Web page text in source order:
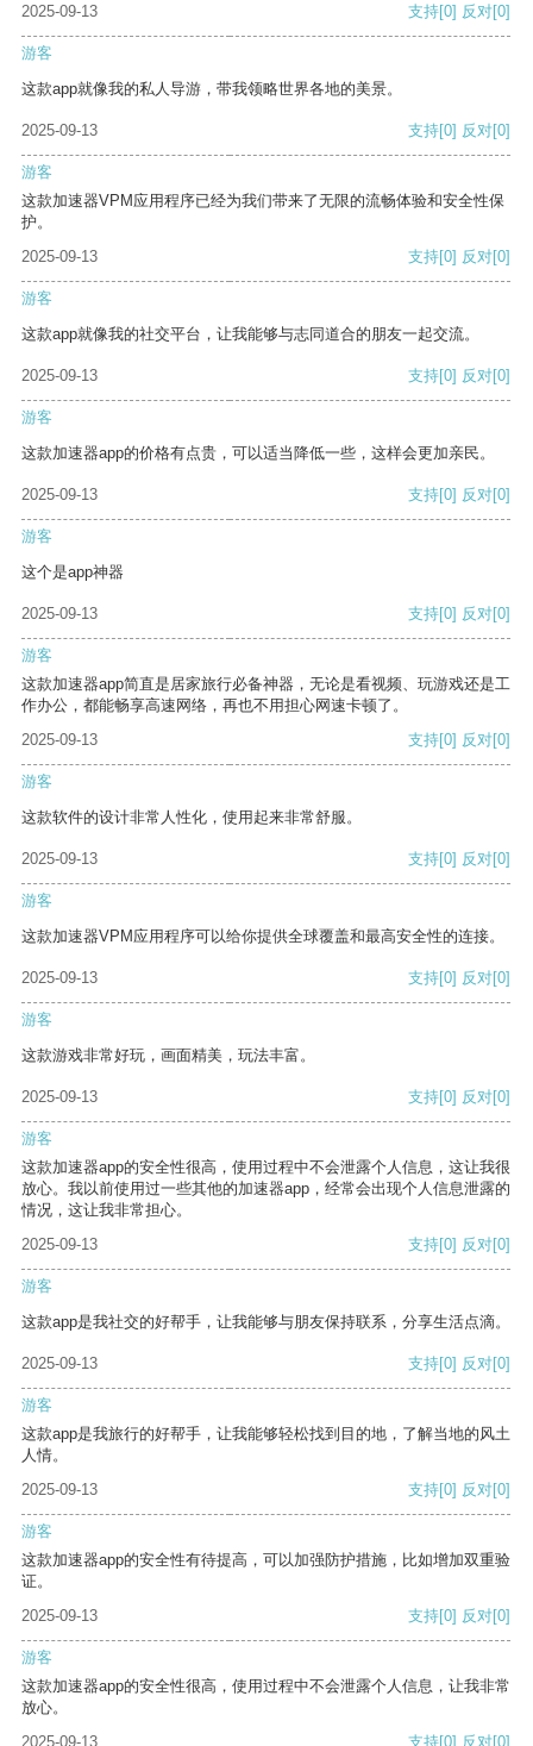
2025-09-13
支持[0] 反对[0]
游客
这款app就像我的私人导游，带我领略世界各地的美景。
2025-09-13 支持[0] 反对[0]
游客
这款加速器VPM应用程序已经为我们带来了无限的流畅体验和安全性保
护。
2025-09-13
支持[0] 反对[0]
游客
这款app就像我的社交平台，让我能够与志同道合的朋友一起交流。
2025-09-13 支持[0] 反对[0]
游客
这款加速器app的价格有点贵，可以适当降低一些，这样会更加亲民。
2025-09-13 支持[0] 反对[0]
游客
这个是app神器
2025-09-13 支持[0] 反对[0]
游客
这款加速器app简直是居家旅行必备神器，无论是看视频、玩游戏还是工
作办公，都能畅享高速网络，再也不用担心网速卡顿了。
2025-09-13
支持[0] 反对[0]
游客
这款软件的设计非常人性化，使用起来非常舒服。
2025-09-13 支持[0] 反对[0]
游客
这款加速器VPM应用程序可以给你提供全球覆盖和最高安全性的连接。
2025-09-13 支持[0] 反对[0]
游客
这款游戏非常好玩，画面精美，玩法丰富。
2025-09-13 支持[0] 反对[0]
游客
这款加速器app的安全性很高，使用过程中不会泄露个人信息，这让我很
放心。我以前使用过一些其他的加速器app，经常会出现个人信息泄露的
情况，这让我非常担心。
2025-09-13
支持[0] 反对[0]
游客
这款app是我社交的好帮手，让我能够与朋友保持联系，分享生活点滴。
2025-09-13 支持[0] 反对[0]
游客
这款app是我旅行的好帮手，让我能够轻松找到目的地，了解当地的风土
人情。
2025-09-13
支持[0] 反对[0]
游客
这款加速器app的安全性有待提高，可以加强防护措施，比如增加双重验
证。
2025-09-13
支持[0] 反对[0]
游客
这款加速器app的安全性很高，使用过程中不会泄露个人信息，让我非常
放心。
2025-09-13
支持[0] 反对[0]